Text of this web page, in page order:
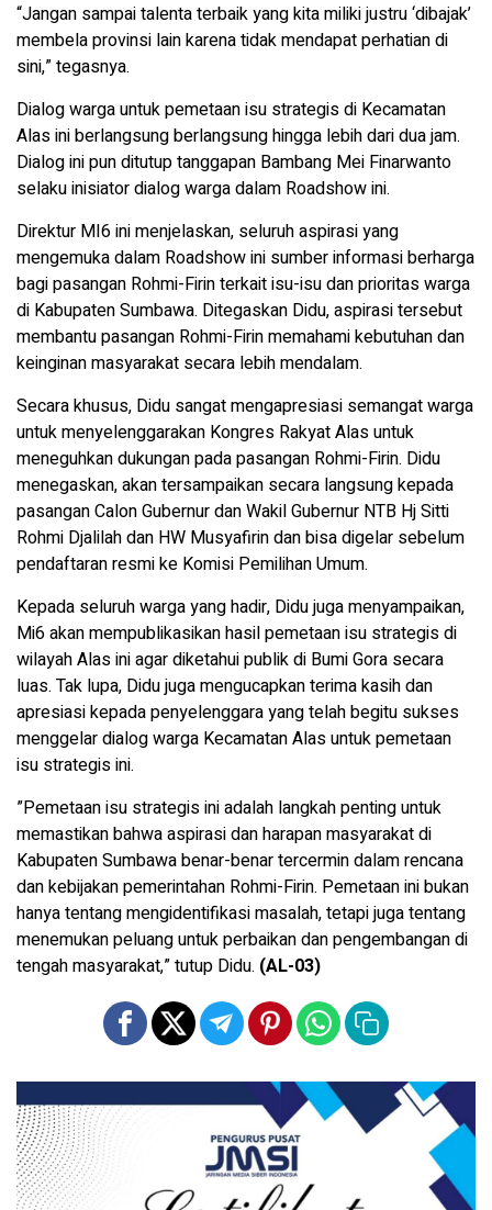
“Jangan sampai talenta terbaik yang kita miliki justru ‘dibajak’
membela provinsi lain karena tidak mendapat perhatian di
sini,” tegasnya.
Dialog warga untuk pemetaan isu strategis di Kecamatan
Alas ini berlangsung berlangsung hingga lebih dari dua jam.
Dialog ini pun ditutup tanggapan Bambang Mei Finarwanto
selaku inisiator dialog warga dalam Roadshow ini.
Direktur MI6 ini menjelaskan, seluruh aspirasi yang
mengemuka dalam Roadshow ini sumber informasi berharga
bagi pasangan Rohmi-Firin terkait isu-isu dan prioritas warga
di Kabupaten Sumbawa. Ditegaskan Didu, aspirasi tersebut
membantu pasangan Rohmi-Firin memahami kebutuhan dan
keinginan masyarakat secara lebih mendalam.
Secara khusus, Didu sangat mengapresiasi semangat warga
untuk menyelenggarakan Kongres Rakyat Alas untuk
meneguhkan dukungan pada pasangan Rohmi-Firin. Didu
menegaskan, akan tersampaikan secara langsung kepada
pasangan Calon Gubernur dan Wakil Gubernur NTB Hj Sitti
Rohmi Djalilah dan HW Musyafirin dan bisa digelar sebelum
pendaftaran resmi ke Komisi Pemilihan Umum.
Kepada seluruh warga yang hadir, Didu juga menyampaikan,
Mi6 akan mempublikasikan hasil pemetaan isu strategis di
wilayah Alas ini agar diketahui publik di Bumi Gora secara
luas. Tak lupa, Didu juga mengucapkan terima kasih dan
apresiasi kepada penyelenggara yang telah begitu sukses
menggelar dialog warga Kecamatan Alas untuk pemetaan
isu strategis ini.
”Pemetaan isu strategis ini adalah langkah penting untuk
memastikan bahwa aspirasi dan harapan masyarakat di
Kabupaten Sumbawa benar-benar tercermin dalam rencana
dan kebijakan pemerintahan Rohmi-Firin. Pemetaan ini bukan
hanya tentang mengidentifikasi masalah, tetapi juga tentang
menemukan peluang untuk perbaikan dan pengembangan di
tengah masyarakat,” tutup Didu. (AL-03)